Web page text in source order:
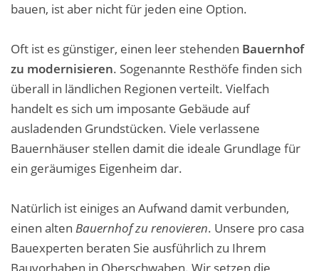
bauen, ist aber nicht für jeden eine Option.
Oft ist es günstiger, einen leer stehenden Bauernhof
zu modernisieren. Sogenannte Resthöfe finden sich
überall in ländlichen Regionen verteilt. Vielfach
handelt es sich um imposante Gebäude auf
ausladenden Grundstücken. Viele verlassene
Bauernhäuser stellen damit die ideale Grundlage für
ein geräumiges Eigenheim dar.
Natürlich ist einiges an Aufwand damit verbunden,
einen alten Bauernhof zu renovieren. Unsere pro casa
Bauexperten beraten Sie ausführlich zu Ihrem